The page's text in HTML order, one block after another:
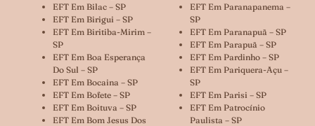
EFT Em Bilac – SP
EFT Em Birigui – SP
EFT Em Biritiba-Mirim –
SP
EFT Em Boa Esperança
Do Sul – SP
EFT Em Bocaina – SP
EFT Em Bofete – SP
EFT Em Boituva – SP
EFT Em Bom Jesus Dos
EFT Em Paranapanema –
SP
EFT Em Paranapuã – SP
EFT Em Parapuã – SP
EFT Em Pardinho – SP
EFT Em Pariquera-Açu –
SP
EFT Em Parisi – SP
EFT Em Patrocínio
Paulista – SP